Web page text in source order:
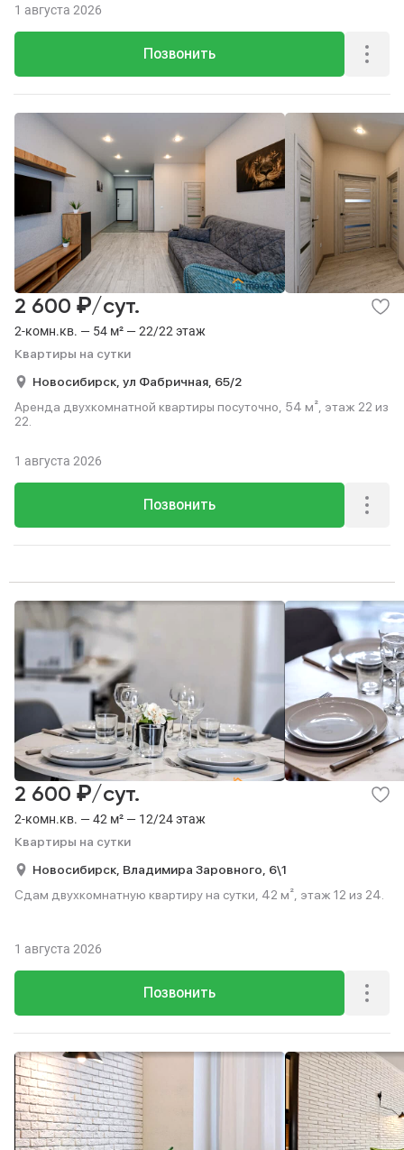
Позвонить
1 августа 2026
2-комн.кв. — 54 м² — 22/22 этаж
Квартиры на сутки
2 600 ₽/сут.
Новосибирск, ул Фабричная, 65/2
Аренда двухкомнатной квартиры посуточно, 54 м², этаж 22 из
22.
Позвонить
1 августа 2026
2-комн.кв. — 42 м² — 12/24 этаж
Квартиры на сутки
2 600 ₽/сут.
Новосибирск, Владимира Заровного, 6\1
Сдам двухкомнатную квартиру на сутки, 42 м², этаж 12 из 24.
Позвонить
1 августа 2026